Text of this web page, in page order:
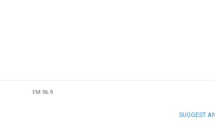
FM 96.9
SUGGEST